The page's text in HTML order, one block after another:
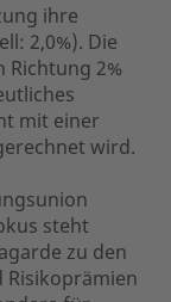
ihre
2,0%). Die
2%
mit einer
wird.
steht
zu den
Risikoprämien